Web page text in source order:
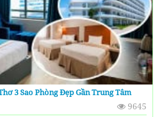
3 Sao Phòng Đẹp Gần Trung Tâm
9645